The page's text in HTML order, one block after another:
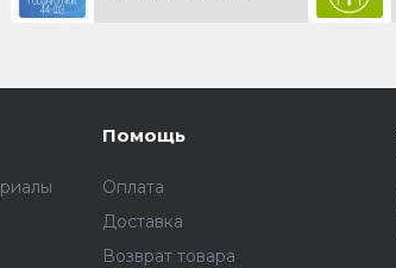
Помощь
Оплата
Доставка
Возврат товара